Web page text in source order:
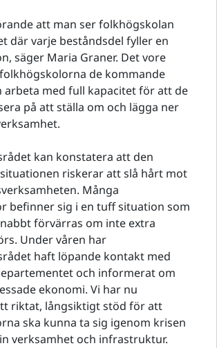
att man ser folkhögskolan
där varje beståndsdel fyller en
säger Maria Graner. Det vore
de kommande
arbeta med full kapacitet för att de
på att ställa om och lägga ner
kan konstatera att den
riskerar att slå hårt mot
Många
befinner sig i en tuff situation som
förvärras om inte extra
Under våren har
haft löpande kontakt med
och informerat om
ekonomi. Vi har nu
riktat, långsiktigt stöd för att
ska kunna ta sig igenom krisen
verksamhet och infrastruktur.